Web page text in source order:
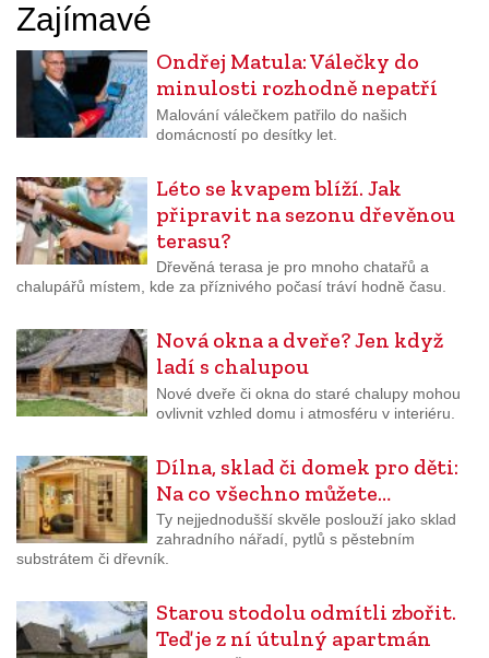
Zajímavé
Ondřej Matula: Válečky do
minulosti rozhodně nepatří
Malování válečkem patřilo do našich
domácností po desítky let.
Léto se kvapem blíží. Jak
připravit na sezonu dřevěnou
terasu?
Dřevěná terasa je pro mnoho chatařů a
chalupářů místem, kde za příznivého počasí tráví hodně času.
Nová okna a dveře? Jen když
ladí s chalupou
Nové dveře či okna do staré chalupy mohou
ovlivnit vzhled domu i atmosféru v interiéru.
Dílna, sklad či domek pro děti:
Na co všechno můžete…
Ty nejjednodušší skvěle poslouží jako sklad
zahradního nářadí, pytlů s pěstebním
substrátem či dřevník.
Starou stodolu odmítli zbořit.
Teď je z ní útulný apartmán